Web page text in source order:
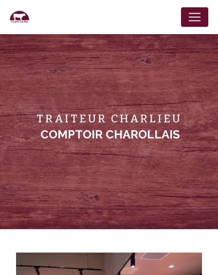
TRAITEUR CHARLIEU
COMPTOIR CHAROLLAIS